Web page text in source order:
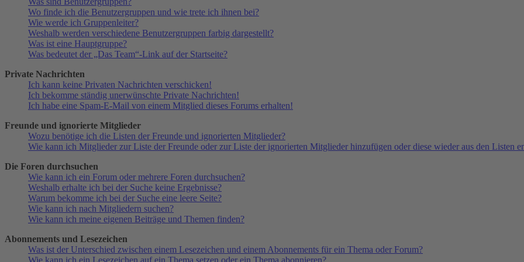
Wo finde ich die Benutzergruppen und wie trete ich ihnen bei?
Wie werde ich Gruppenleiter?
Weshalb werden verschiedene Benutzergruppen farbig dargestellt?
Was ist eine Hauptgruppe?
Was bedeutet der „Das Team“-Link auf der Startseite?
Private Nachrichten
Ich kann keine Privaten Nachrichten verschicken!
Ich bekomme ständig unerwünschte Private Nachrichten!
Ich habe eine Spam-E-Mail von einem Mitglied dieses Forums erhalten!
Freunde und ignorierte Mitglieder
Wozu benötige ich die Listen der Freunde und ignorierten Mitglieder?
Wie kann ich Mitglieder zur Liste der Freunde oder zur Liste der ignorierten Mitglieder hinzufügen oder diese wieder aus den Listen
Die Foren durchsuchen
Wie kann ich ein Forum oder mehrere Foren durchsuchen?
Weshalb erhalte ich bei der Suche keine Ergebnisse?
Warum bekomme ich bei der Suche eine leere Seite?
Wie kann ich nach Mitgliedern suchen?
Wie kann ich meine eigenen Beiträge und Themen finden?
Abonnements und Lesezeichen
Was ist der Unterschied zwischen einem Lesezeichen und einem Abonnements für ein Thema oder Forum?